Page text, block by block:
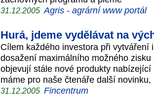
31.12.2005 Agris - agrární www portál
Hurá, jdeme vydělávat na
Cílem každého investora při
dosažení maximálního možného
objevují stále nové produkty
máme pro naše čtenáře další novinku,
31.12.2005 Fincentrum